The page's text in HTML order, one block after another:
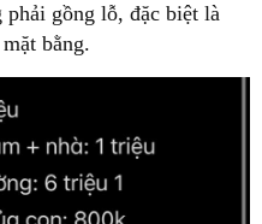
gồng lỗ, đặc biệt là
bằng.